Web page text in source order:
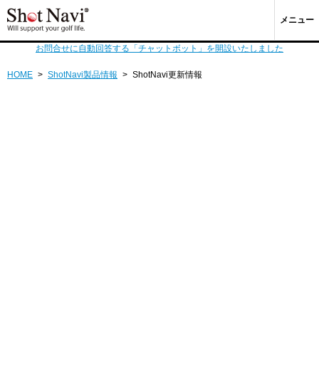
メニュー
お問合せに自動回答する「チャットボット」を開設いたしました
HOME > ShotNavi製品情報 > ShotNavi更新情報